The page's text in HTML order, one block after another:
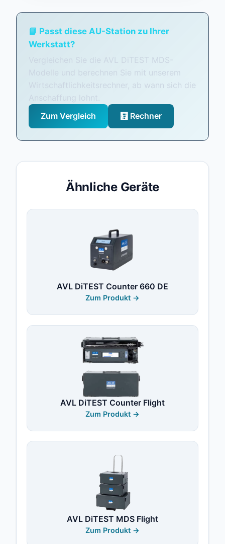
📘 Passt diese AU-Station zu Ihrer
Werkstatt?
Vergleichen Sie die AVL DiTEST MDS-
Modelle und berechnen Sie mit unserem
Wirtschaftlichkeitsrechner, ab wann sich die
Anschaffung lohnt.
Zum Vergleich
🧮 Rechner
Ähnliche Geräte
AVL DiTEST Counter 660 DE
Zum Produkt →
AVL DiTEST Counter Flight
Zum Produkt →
AVL DiTEST MDS Flight
Zum Produkt →